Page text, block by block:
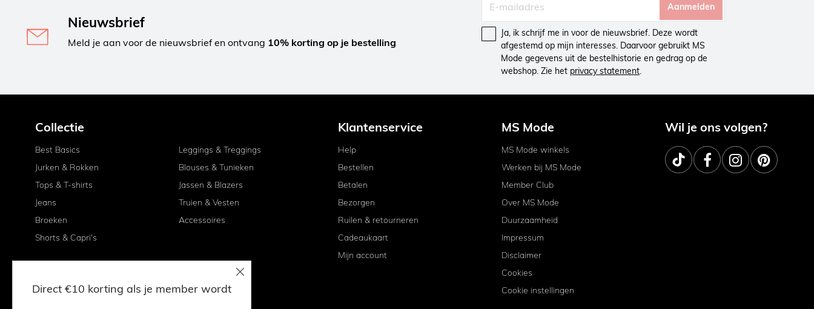
Nieuwsbrief
Meld je aan voor de nieuwsbrief en ontvang 10% korting op je bestelling
Aanmelden
Ja, ik schrijf me in voor de nieuwsbrief. Deze wordt
afgestemd op mijn interesses. Daarvoor gebruikt MS
Mode gegevens uit de bestelhistorie en gedrag op de
webshop. Zie het privacy statement.
Collectie
Best Basics
Jurken & Rokken
Tops & T-shirts
Jeans
Broeken
Shorts & Capri's
Leggings & Treggings
Blouses & Tunieken
Jassen & Blazers
Truien & Vesten
Accessoires
Klantenservice
Help
Bestellen
Betalen
Bezorgen
Ruilen & retourneren
Cadeaukaart
Mijn account
MS Mode
MS Mode winkels
Werken bij MS Mode
Member Club
Over MS Mode
Duurzaamheid
Impressum
Disclaimer
Cookies
Cookie instellingen
Wil je ons volgen?
Direct €10 korting als je member wordt